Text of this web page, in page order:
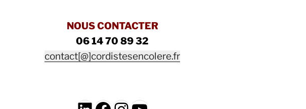
NOUS CONTACTER
06 14 70 89 32
contact[@]cordistesencolere.fr